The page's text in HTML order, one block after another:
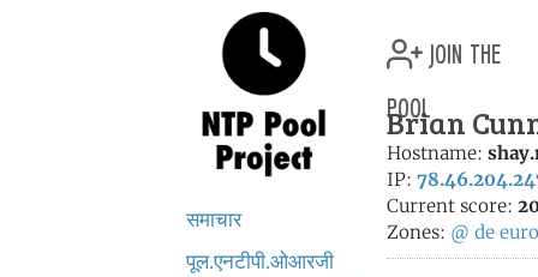
समाचार
पूल.एनटीपी.ओआरजी
join the
pool
Brian
Hostname:
IP:
Current score:
Zones: @ de